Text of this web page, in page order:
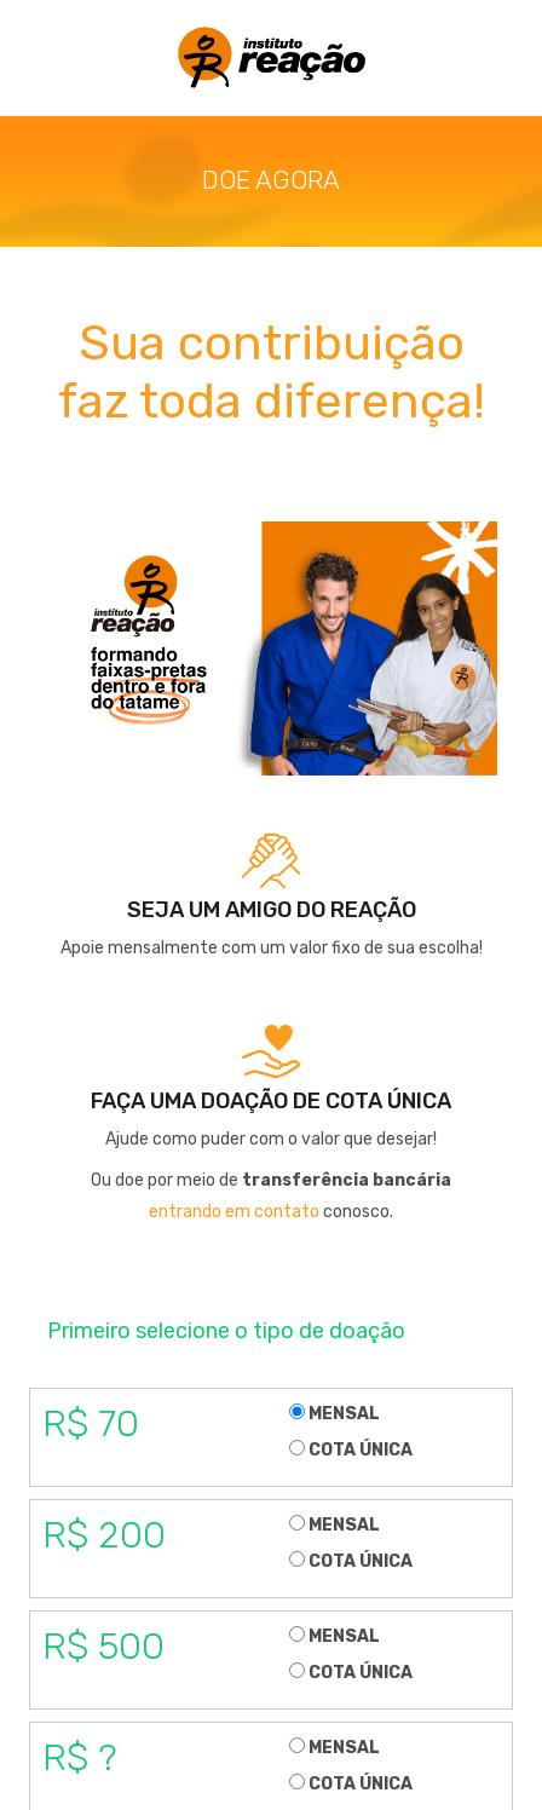
DOE AGORA
Sua contribuição
faz toda diferença!
SEJA UM AMIGO DO REAÇÃO
Apoie mensalmente com um valor fixo de sua escolha!
FAÇA UMA DOAÇÃO DE COTA ÚNICA
Ajude como puder com o valor que desejar!
Ou doe por meio de transferência bancária
entrando em contato conosco.
Primeiro selecione o tipo de doação
R$ 70
MENSAL
COTA ÚNICA
R$ 200
MENSAL
COTA ÚNICA
R$ 500
MENSAL
COTA ÚNICA
R$ ?
MENSAL
COTA ÚNICA